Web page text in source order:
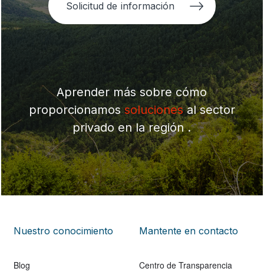
Solicitud de información
Aprender más sobre cómo
proporcionamossolucionesal sector
privado en la región .
Nuestro conocimiento
Blog
Mantente en contacto
Centro de Transparencia